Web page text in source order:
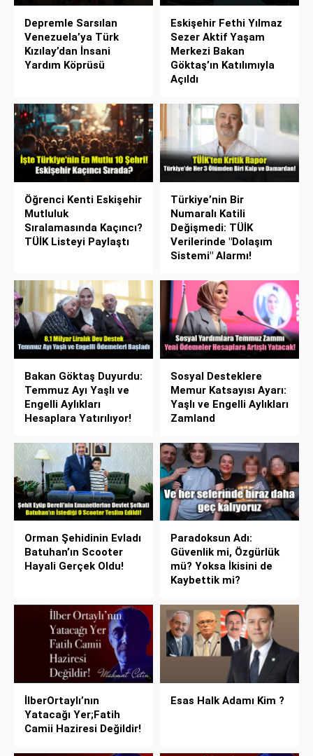
Depremle Sarsılan
Venezuela’ya Türk
Kızılay’dan İnsani
Yardım Köprüsü
Eskişehir Fethi Yılmaz
Sezer Aktif Yaşam
Merkezi Bakan
Göktaş’ın Katılımıyla
Açıldı
Öğrenci Kenti Eskişehir
Mutluluk
Sıralamasında Kaçıncı?
TÜİK Listeyi Paylaştı
Türkiye’nin Bir
Numaralı Katili
Değişmedi: TÜİK
Verilerinde "Dolaşım
Sistemi" Alarmı!
Bakan Göktaş Duyurdu:
Temmuz Ayı Yaşlı ve
Engelli Aylıkları
Hesaplara Yatırılıyor!
Sosyal Desteklere
Memur Katsayısı Ayarı:
Yaşlı ve Engelli Aylıkları
Zamland
Orman Şehidinin Evladı
Batuhan’ın Scooter
Hayali Gerçek Oldu!
Paradoksun Adı:
Güvenlik mi, Özgürlük
mü? Yoksa İkisini de
Kaybettik mi?
İlberOrtaylı’nın
Yatacağı Yer;Fatih
Camii Haziresi Değildir!
Esas Halk Adamı Kim ?